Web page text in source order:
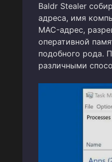
Baldr Stealer
адреса, имя
MAC-адрес,
оперативной
подобного рода.
различными